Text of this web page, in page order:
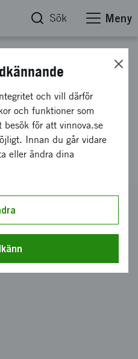
Sök Meny
fasadfärg - Ny
lättskött
och vill därför
och funktioner som
för att vinnova.se
Innan du går vidare
eller ändra dina